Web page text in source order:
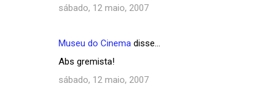
sábado, 12 maio, 2007
Museu do Cinema disse…
Abs gremista!
sábado, 12 maio, 2007